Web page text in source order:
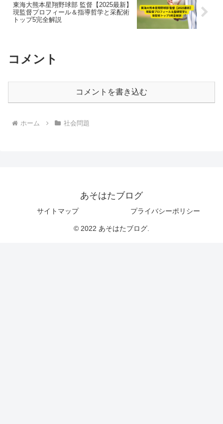
東海大熊本星翔野球部 監督【2025最新】
現監督プロフィール＆指導哲学と采配術
トップ5完全解説
コメント
コメントを書き込む
ホーム 社会問題
あそはたブログ
サイトマップ プライバシーポリシー
© 2022 あそはたブログ.